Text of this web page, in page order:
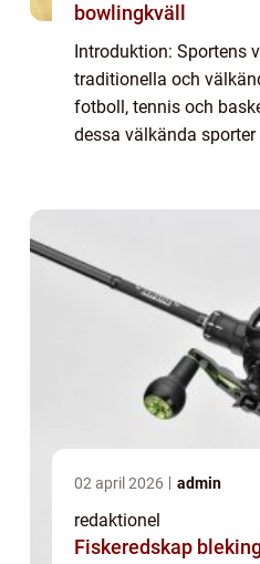
bowlingkväll
Introduktion: Sportens
traditionella och
fotboll, tennis och
dessa välkända
02 april 2026 admin
redaktionel
Fiskeredskap blekinge